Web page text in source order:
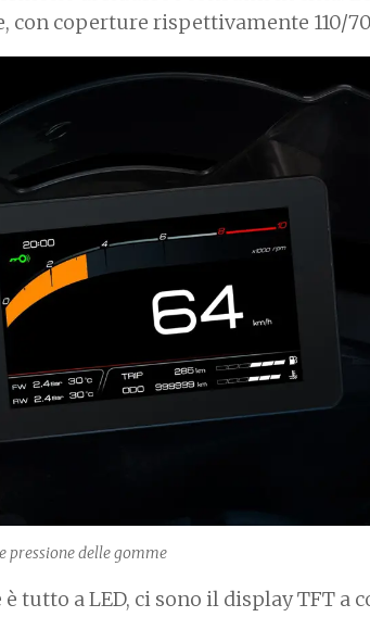
con coperture rispettivamente 110/70
pressione delle gomme
tutto a LED, ci sono il display TFT a